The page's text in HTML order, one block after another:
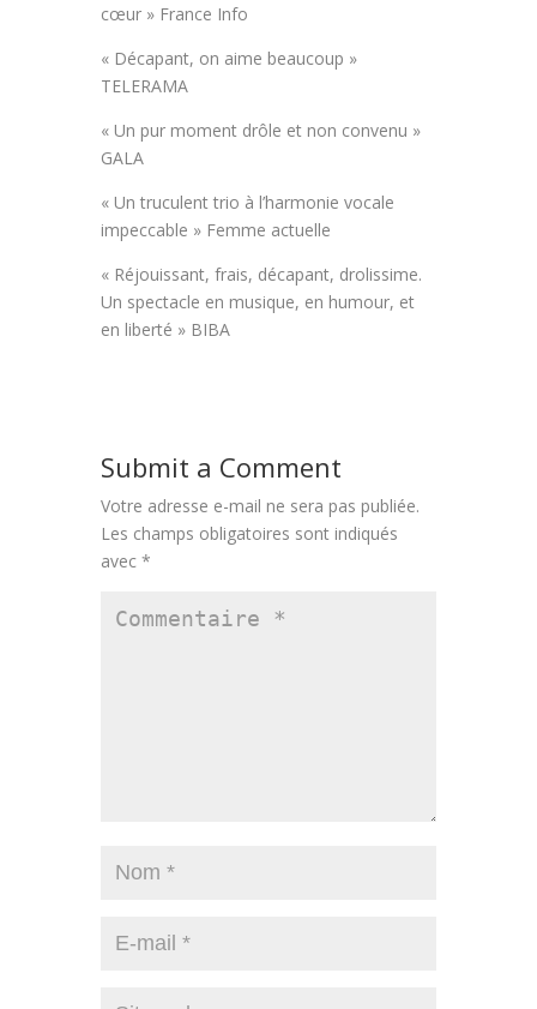
cœur » France Info
« Décapant, on aime beaucoup »
TELERAMA
« Un pur moment drôle et non convenu »
GALA
« Un truculent trio à l’harmonie vocale
impeccable » Femme actuelle
« Réjouissant, frais, décapant, drolissime.
Un spectacle en musique, en humour, et
en liberté » BIBA
Submit a Comment
Votre adresse e-mail ne sera pas publiée.
Les champs obligatoires sont indiqués
avec *